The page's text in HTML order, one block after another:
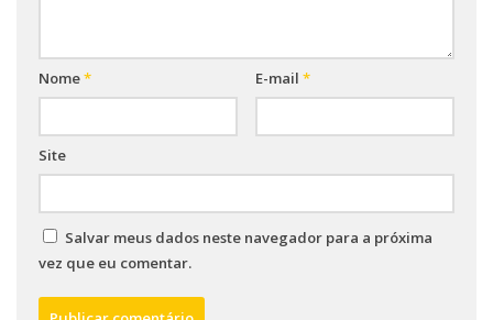
Nome* E-mail *
Site
Salvar meus dados neste navegador para a próxima
vez que eu comentar.